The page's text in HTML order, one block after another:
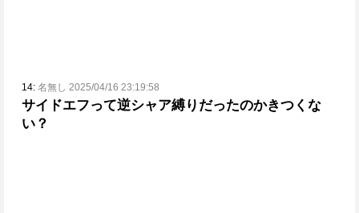
14: 名無し 2025/04/16 23:19:58
サイドエフって逆シャア縛りだったのかきつくな
い？